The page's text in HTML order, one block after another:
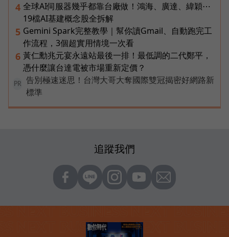
4 全球AI伺服器幾乎都靠台廠做！鴻海、廣達、緯穎⋯
19檔AI基建概念股全拆解
5 Gemini Spark完整教學｜幫你讀Gmail、自動跑完工
作流程，3個超實用情境一次看
6 黃仁勳兆元宴永遠站最後一排！最低調的二代鄭平，
憑什麼讓台達電被市場重新定價？
PR
告別極速迷思！台灣大哥大奪國際雙冠揭密好網路新
標準
追蹤我們